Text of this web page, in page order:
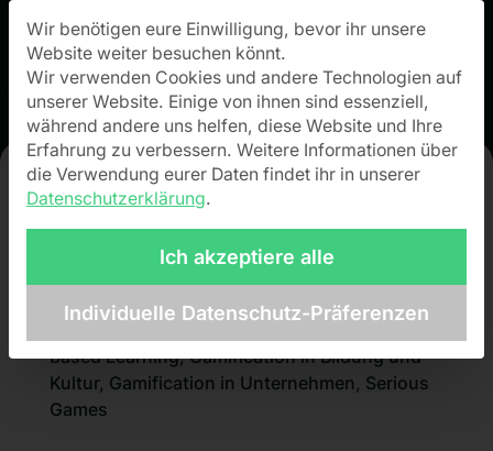
Escape Game zur
Medienkompetenz
based Learning,Gamification in Bildung und
Kultur, Gamification in Unternehmen , Serious
Games
Datenschutz-Präferenz
Wir benötigen eure Einwilligung, bevor ihr unsere
Website weiter besuchen könnt.
Wir verwenden Cookies und andere Technologien auf
unserer Website. Einige von ihnen sind essenziell,
während andere uns helfen, diese Website und Ihre
Erfahrung zu verbessern. Weitere Informationen über
die Verwendung eurer Daten findet ihr in unserer
Datenschutzerklärung.
Ich akzeptiere alle
Individuelle Datenschutz-Präferenzen